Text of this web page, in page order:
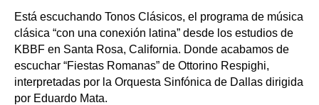
Está escuchando Tonos Clásicos, el programa de música
clásica “con una conexión latina” desde los estudios de
KBBF en Santa Rosa, California. Donde acabamos de
escuchar “Fiestas Romanas” de Ottorino Respighi,
interpretadas por la Orquesta Sinfónica de Dallas dirigida
por Eduardo Mata.